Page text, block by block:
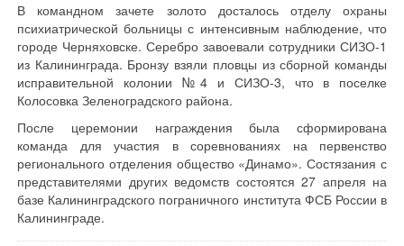
В командном зачете золото досталось отделу охраны
психиатрической больницы с интенсивным наблюдение, что
городе Черняховске. Серебро завоевали сотрудники СИЗО-1
из Калининграда. Бронзу взяли пловцы из сборной команды
исправительной колонии №4 и СИЗО-3, что в поселке
Колосовка Зеленоградского района.
После церемонии награждения была сформирована
команда для участия в соревнованиях на первенство
регионального отделения общество «Динамо». Состязания с
представителями других ведомств состоятся 27 апреля на
базе Калининградского пограничного института ФСБ России в
Калининграде.